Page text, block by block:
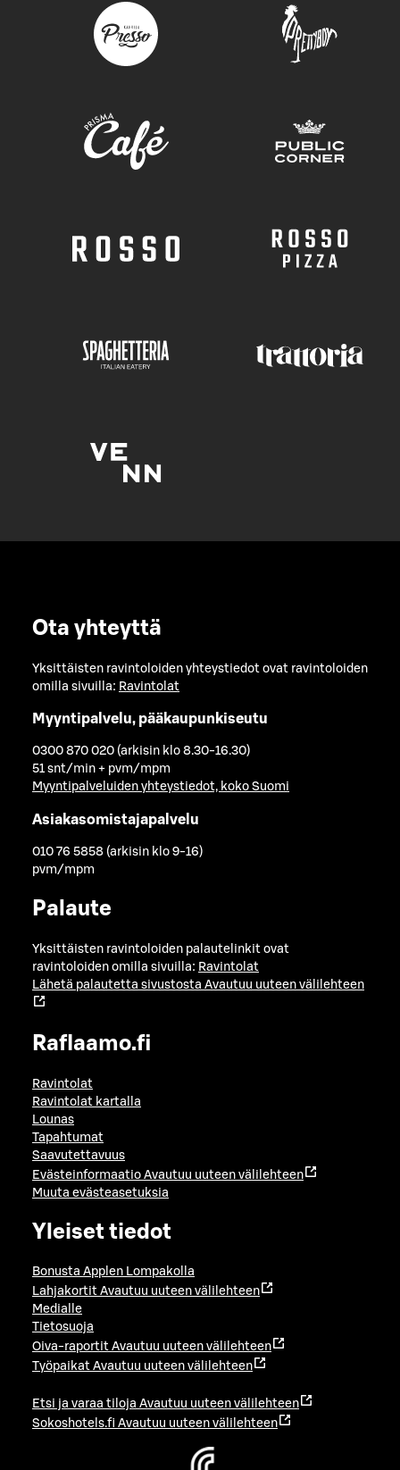
Ota yhteyttä
Yksittäisten ravintoloiden yhteystiedot ovat ravintoloiden
omilla sivuilla: Ravintolat
Myyntipalvelu, pääkaupunkiseutu
0300 870 020 (arkisin klo 8.30-16.30)
51 snt/min + pvm/mpm
Myyntipalveluiden yhteystiedot, koko Suomi
Asiakasomistajapalvelu
010 76 5858 (arkisin klo 9-16)
pvm/mpm
Palaute
Yksittäisten ravintoloiden palautelinkit ovat
ravintoloiden omilla sivuilla: Ravintolat
Lähetä palautetta sivustosta Avautuu uuteen välilehteen
Raflaamo.fi
Ravintolat
Ravintolat kartalla
Lounas
Tapahtumat
Saavutettavuus
Evästeinformaatio Avautuu uuteen välilehteen
Muuta evästeasetuksia
Yleiset tiedot
Bonusta Applen Lompakolla
Lahjakortit Avautuu uuteen välilehteen
Medialle
Tietosuoja
Oiva-raportit Avautuu uuteen välilehteen
Työpaikat Avautuu uuteen välilehteen
Etsi ja varaa tiloja Avautuu uuteen välilehteen
Sokoshotels.fi Avautuu uuteen välilehteen